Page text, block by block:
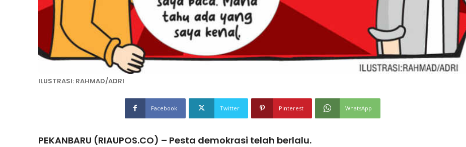
ILUSTRASI: RAHMAD/ADRI
Facebook Twitter Pinterest WhatsApp
PEKANBARU (RIAUPOS.CO) – Pesta demokrasi telah berlalu.